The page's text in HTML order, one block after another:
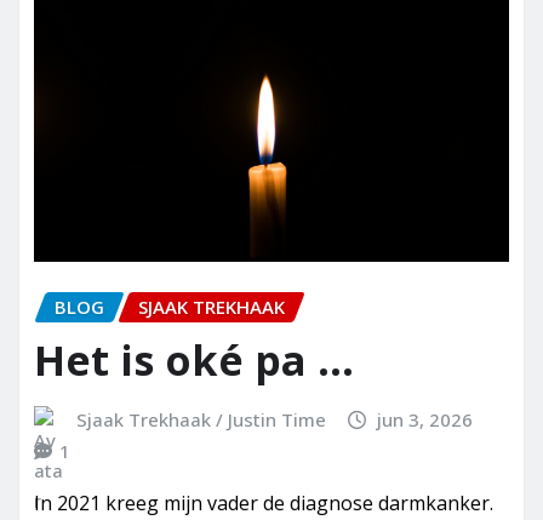
BLOG SJAAK TREKHAAK
Het is oké pa …
Sjaak Trekhaak / Justin Time
jun 3, 2026
1
In 2021 kreeg mijn vader de diagnose darmkanker.